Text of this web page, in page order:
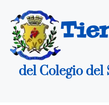
del Colegio del